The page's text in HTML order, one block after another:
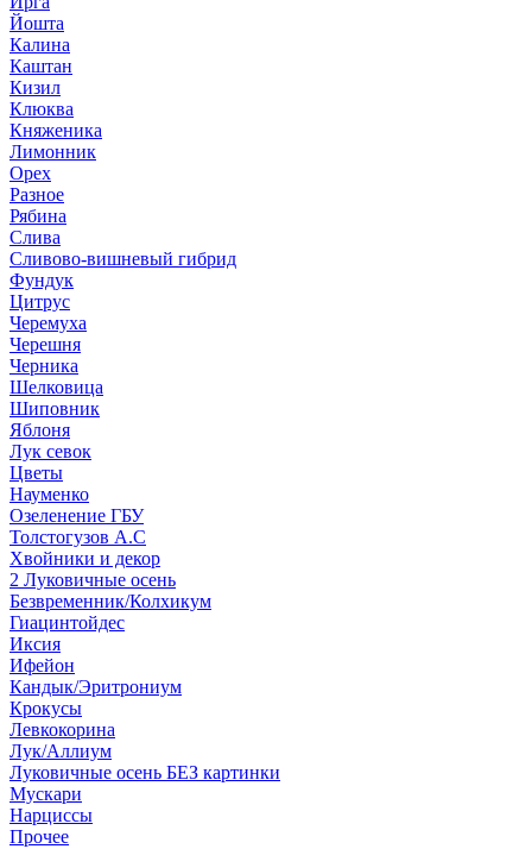
Йошта
Калина
Каштан
Кизил
Клюква
Княженика
Лимонник
Орех
Разное
Рябина
Слива
Сливово-вишневый гибрид
Фундук
Цитрус
Черемуха
Черешня
Черника
Шелковица
Шиповник
Яблоня
Лук севок
Цветы
Науменко
Озеленение ГБУ
Толстогузов А.С
Хвойники и декор
2 Луковичные осень
Безвременник/Колхикум
Гиацинтойдес
Иксия
Ифейон
Кандык/Эритрониум
Крокусы
Левкокорина
Лук/Аллиум
Луковичные осень БЕЗ картинки
Мускари
Нарциссы
Прочее